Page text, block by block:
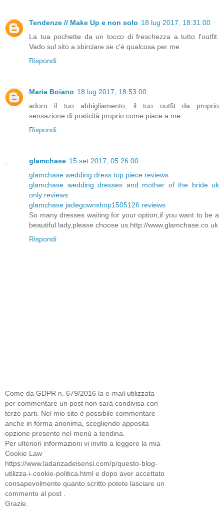
Tendenze // Make Up e non solo 18 lug 2017, 18:31:00
La tua pochette da un tocco di freschezza a tutto l'outfit.
Vado sul sito a sbirciare se c'è qualcosa per me
Rispondi
Maria Boiano 18 lug 2017, 18:53:00
adoro il tuo abbigliamento, il tuo outfit da proprio
sensazione di praticità proprio come piace a me
Rispondi
glamchase 15 set 2017, 05:26:00
glamchase wedding dress top piece reviews
glamchase wedding dresses and mother of the bride uk
only reviews
glamchase jadegownshop1505126 reviews
So many dresses waiting for your option,if you want to be a
beautiful lady,please choose us.http://www.glamchase.co.uk
Rispondi
Come da GDPR n. 679/2016 la e-mail utilizzata
per commentare un post non sarà condivisa con
terze parti. Nel mio sito è possibile commentare
anche in forma anonima, scegliendo apposita
opzione presente nel menù a tendina.
Per ulteriori informazioni vi invito a leggere la mia
Cookie Law
https://www.ladanzadeisensi.com/p/questo-blog-
utilizza-i-cookie-politica.html e dopo aver accettato
consapevolmente quanto scritto potete lasciare un
commento al post .
Grazie.